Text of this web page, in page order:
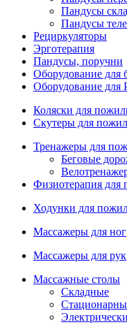
Пандусы
Пандусы
Рециркуляторы
Эрготерапия
Пандусы, поручни
Оборудование для
Оборудование для
Коляски для
Скутеры для
Тренажеры для
Беговые
Физиотерапия для
Ходунки для
Массажеры для ног
Массажеры для рук
Массажные столы
Складные